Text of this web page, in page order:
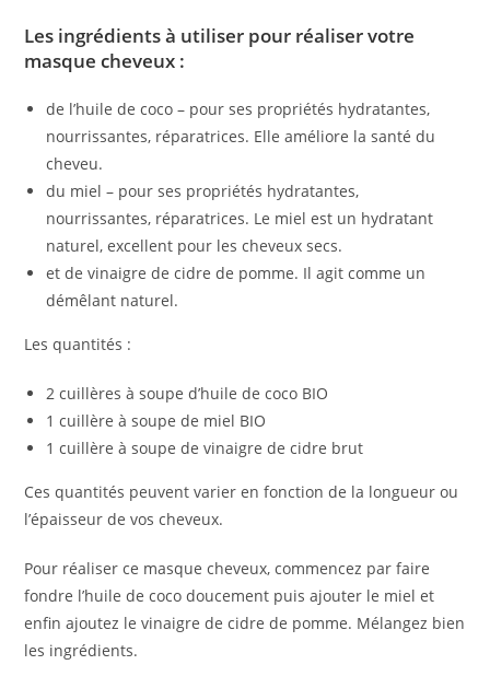
Les ingrédients à utiliser pour réaliser votre
masque cheveux :
de l’huile de coco – pour ses propriétés hydratantes,
nourrissantes, réparatrices. Elle améliore la santé du
cheveu.
du miel – pour ses propriétés hydratantes,
nourrissantes, réparatrices. Le miel est un hydratant
naturel, excellent pour les cheveux secs.
et de vinaigre de cidre de pomme. Il agit comme un
démêlant naturel.
Les quantités :
2 cuillères à soupe d’huile de coco BIO
1 cuillère à soupe de miel BIO
1 cuillère à soupe de vinaigre de cidre brut
Ces quantités peuvent varier en fonction de la longueur ou
l’épaisseur de vos cheveux.
Pour réaliser ce masque cheveux, commencez par faire
fondre l’huile de coco doucement puis ajouter le miel et
enfin ajoutez le vinaigre de cidre de pomme. Mélangez bien
les ingrédients.